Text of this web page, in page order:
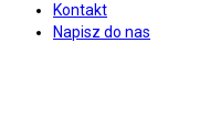
Kontakt
Napisz do nas